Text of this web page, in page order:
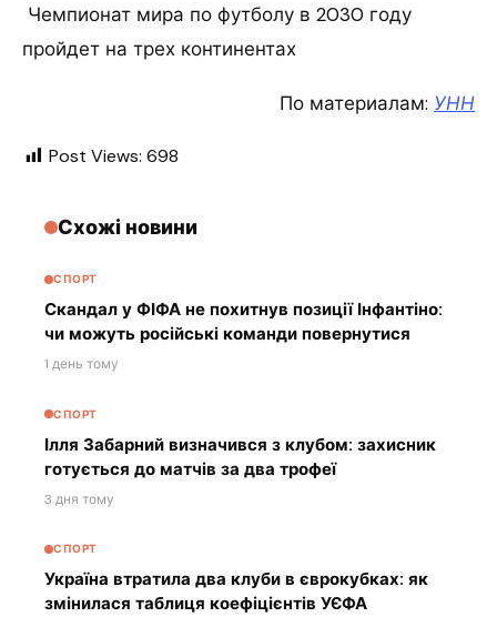
Чемпионат мира по футболу в 2030 году
пройдет на трех континентах
По материалам: УНН
Post Views: 698
Схожі новини
СПОРТ
Скандал у ФІФА не похитнув позиції Інфантіно:
чи можуть російські команди повернутися
1 день тому
СПОРТ
Ілля Забарний визначився з клубом: захисник
готується до матчів за два трофеї
3 дня тому
СПОРТ
Україна втратила два клуби в єврокубках: як
змінилася таблиця коефіцієнтів УЄФА